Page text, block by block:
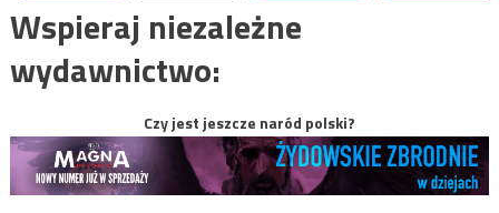
Wspieraj niezależne
wydawnictwo:
Czy jest jeszcze naród polski?